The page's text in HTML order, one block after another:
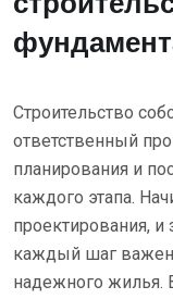
Строительство собственного дома — это серьезный и
ответственный
планирования и
каждого этапа.
проектирования,
каждый шаг важен
надежного жилья.